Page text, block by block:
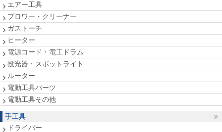
エアー工具
ブロワー・クリーナー
ガストーチ
ヒーター
電源コード・電工ドラム
投光器・スポットライト
ルーター
電動工具パーツ
電動工具その他
手工具
ドライバー